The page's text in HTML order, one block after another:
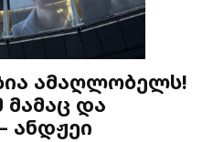
ამაღლობელს!
მამაც და
ანდჟეი